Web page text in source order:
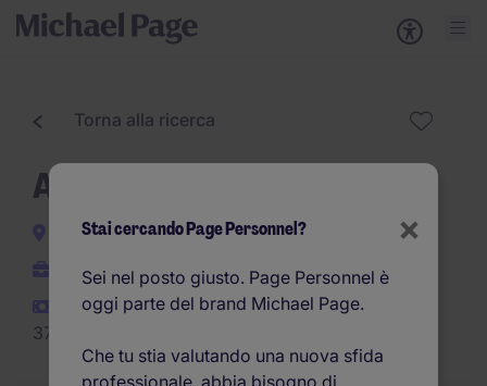
Torna alla ricerca
Accountant
Genova
Indeterminato
30.000EUR -
37.000EUR per anno
×
Stai cercando Page Personnel?
Sei nel posto giusto. Page Personnel è
oggi parte del brand Michael Page.
Che tu stia valutando una nuova sfida
professionale, abbia bisogno di